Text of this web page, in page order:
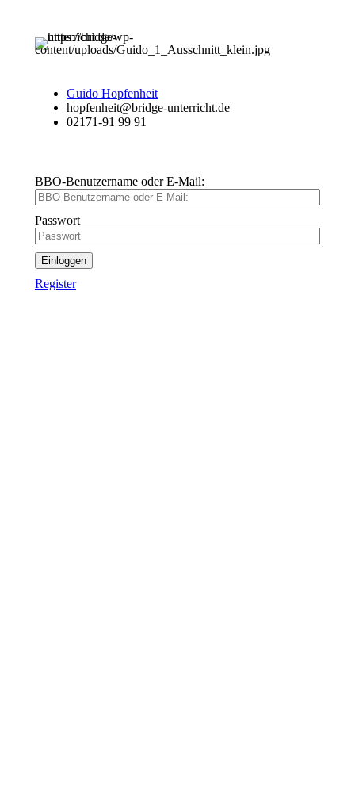
Guido Hopfenheit
hopfenheit@bridge-unterricht.de
02171-91 99 91
BBO-Benutzername oder E-Mail:
Passwort
Einloggen
Register